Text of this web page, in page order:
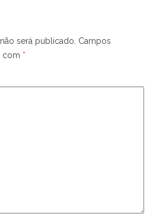
será publicado. Campos
com *